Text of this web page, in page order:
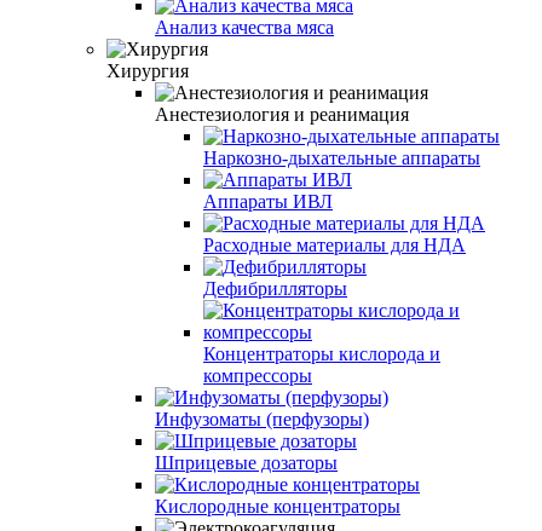
Анализ качества мяса
Хирургия
Анестезиология и реанимация
Наркозно-дыхательные аппараты
Аппараты ИВЛ
Расходные материалы для НДА
Дефибрилляторы
Концентраторы кислорода и
компрессоры
Инфузоматы (перфузоры)
Шприцевые дозаторы
Кислородные концентраторы